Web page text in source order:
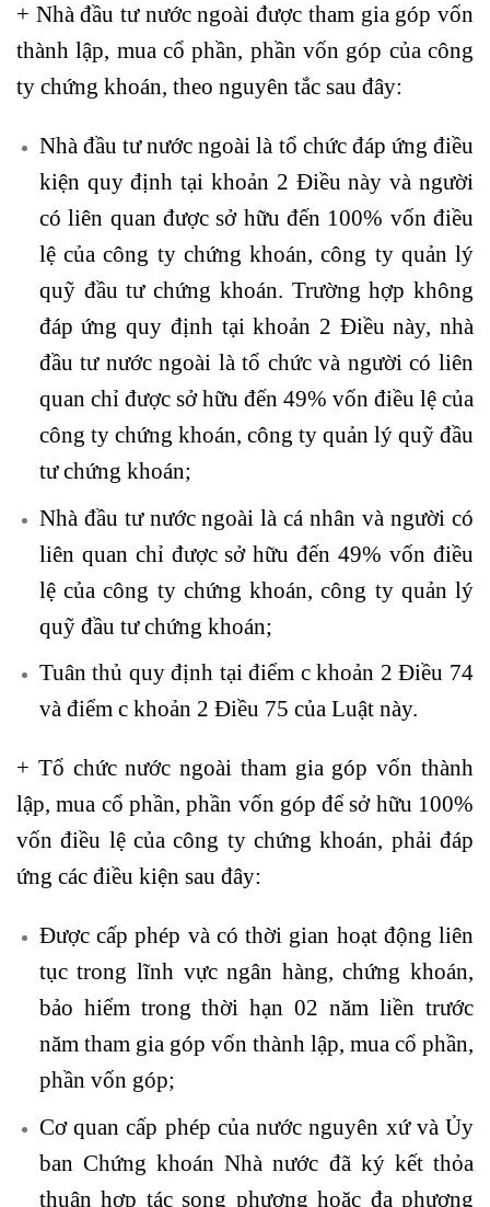
+ Nhà đầu tư nước ngoài được tham gia góp vốn
thành lập, mua cổ phần, phần vốn góp của công
ty chứng khoán, theo nguyên tắc sau đây:
Nhà đầu tư nước ngoài là tổ chức đáp ứng điều
kiện quy định tại khoản 2 Điều này và người
có liên quan được sở hữu đến 100% vốn điều
lệ của công ty chứng khoán, công ty quản lý
quỹ đầu tư chứng khoán. Trường hợp không
đáp ứng quy định tại khoản 2 Điều này, nhà
đầu tư nước ngoài là tổ chức và người có liên
quan chỉ được sở hữu đến 49% vốn điều lệ của
công ty chứng khoán, công ty quản lý quỹ đầu
tư chứng khoán;
Nhà đầu tư nước ngoài là cá nhân và người có
liên quan chỉ được sở hữu đến 49% vốn điều
lệ của công ty chứng khoán, công ty quản lý
quỹ đầu tư chứng khoán;
Tuân thủ quy định tại điểm c khoản 2 Điều 74
và điểm c khoản 2 Điều 75 của Luật này.
+ Tổ chức nước ngoài tham gia góp vốn thành
lập, mua cổ phần, phần vốn góp để sở hữu 100%
vốn điều lệ của công ty chứng khoán, phải đáp
ứng các điều kiện sau đây:
Được cấp phép và có thời gian hoạt động liên
tục trong lĩnh vực ngân hàng, chứng khoán,
bảo hiểm trong thời hạn 02 năm liền trước
năm tham gia góp vốn thành lập, mua cổ phần,
phần vốn góp;
Cơ quan cấp phép của nước nguyên xứ và Ủy
ban Chứng khoán Nhà nước đã ký kết thỏa
thuận hợp tác song phương hoặc đa phương